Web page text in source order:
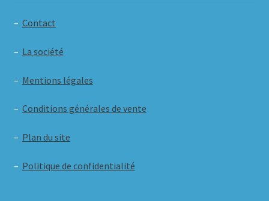
– Contact
– La société
– Mentions légales
– Conditions générales de vente
– Plan du site
– Politique de confidentialité